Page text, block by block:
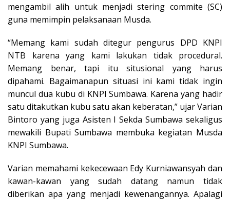
mengambil alih untuk menjadi stering commite (SC)
guna memimpin pelaksanaan Musda.
“Memang kami sudah ditegur pengurus DPD KNPI
NTB karena yang kami lakukan tidak procedural.
Memang benar, tapi itu situsional yang harus
dipahami. Bagaimanapun situasi ini kami tidak ingin
muncul dua kubu di KNPI Sumbawa. Karena yang hadir
satu ditakutkan kubu satu akan keberatan,” ujar Varian
Bintoro yang juga Asisten I Sekda Sumbawa sekaligus
mewakili Bupati Sumbawa membuka kegiatan Musda
KNPI Sumbawa.
Varian memahami kekecewaan Edy Kurniawansyah dan
kawan-kawan yang sudah datang namun tidak
diberikan apa yang menjadi kewenangannya. Apalagi